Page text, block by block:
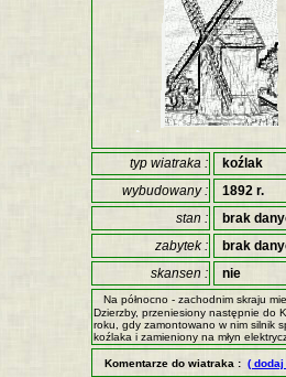
typ wiatraka :
koźlak
wybudowany :
1892 r.
stan :
brak
zabytek :
brak
skansen :
nie
Na północno - zachodnim skraju
Dzierzby, przeniesiony następnie do
roku, gdy zamontowano w nim silnik
koźlaka i zamieniony na młyn
Komentarze do wiatraka : (